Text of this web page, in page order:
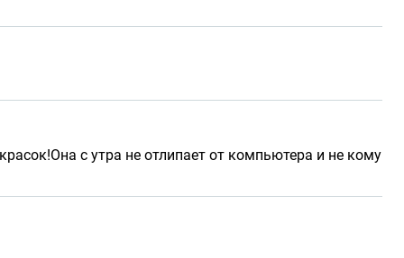
с утра не отлипает от компьютера и не кому